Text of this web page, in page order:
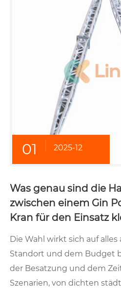
01 2025-12
Was genau sind die
zwischen einem Gin
Kran für den Einsatz
Die Wahl wirkt sich auf
Standort und dem Budget
der Besatzung und dem
Szenarien, von dichten